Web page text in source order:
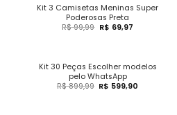
Kit 3 Camisetas Meninas Super
Poderosas Preta
R$99,99 R$ 69,97
Kit 30 Peças Escolher modelos
pelo WhatsApp
R$899,99 R$ 599,90